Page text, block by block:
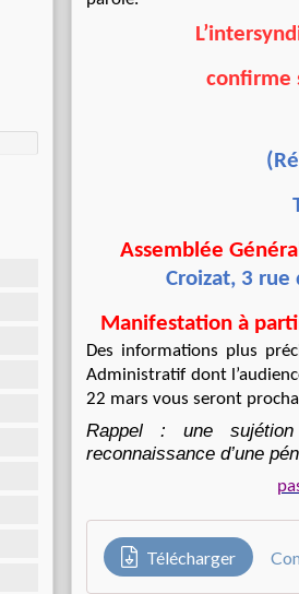
confirme
Assemblée
Croizat, 3 rue
Manifestation à
Des informations plus
Administratif dont
22 mars vous seront
Rappel : une
reconnaissance d’une
Télécharger